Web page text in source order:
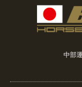
中部